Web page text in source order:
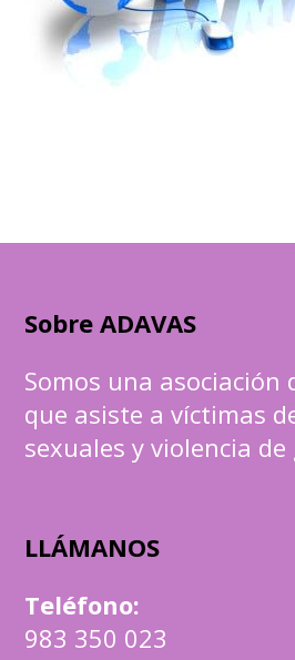
Sobre ADAVAS
Somos una asociación
que asiste a víctimas
sexuales y violencia de
LLÁMANOS
Teléfono:
983 350 023